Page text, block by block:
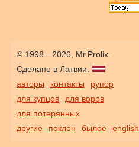
© 1998—2026, Mr.Prolix.
Сделано в Латвии.
авторы
контакты
рупор
для купцов
для воров
для потерянных
другие
поклон былое english